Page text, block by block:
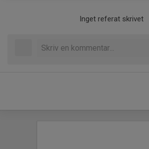
Inget referat skrivet